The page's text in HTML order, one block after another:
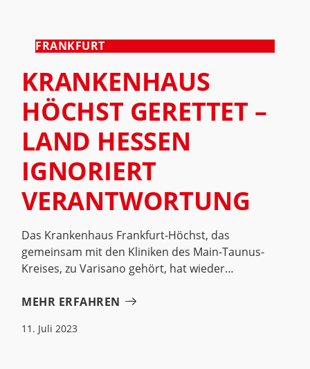
FRANKFURT
KRANKENHAUS
HÖCHST GERETTET –
LAND HESSEN
IGNORIERT
VERANTWORTUNG
Das Krankenhaus Frankfurt-Höchst, das
gemeinsam mit den Kliniken des Main-Taunus-
Kreises, zu Varisano gehört, hat wieder
MEHR ERFAHREN
11. Juli 2023